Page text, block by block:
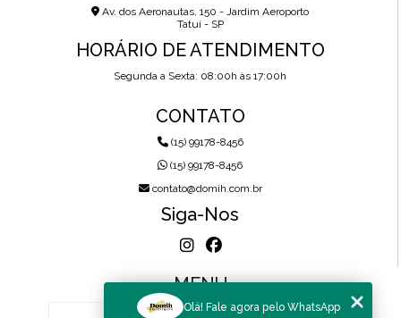
Av. dos Aeronautas, 150 - Jardim Aeroporto
Tatuí - SP
HORÁRIO DE ATENDIMENTO
Segunda a Sexta: 08:00h às 17:00h
CONTATO
(15) 99178-8456
(15) 99178-8456
contato@domih.com.br
Siga-Nos
MENU
HOME
Olá! Fale agora pelo WhatsApp